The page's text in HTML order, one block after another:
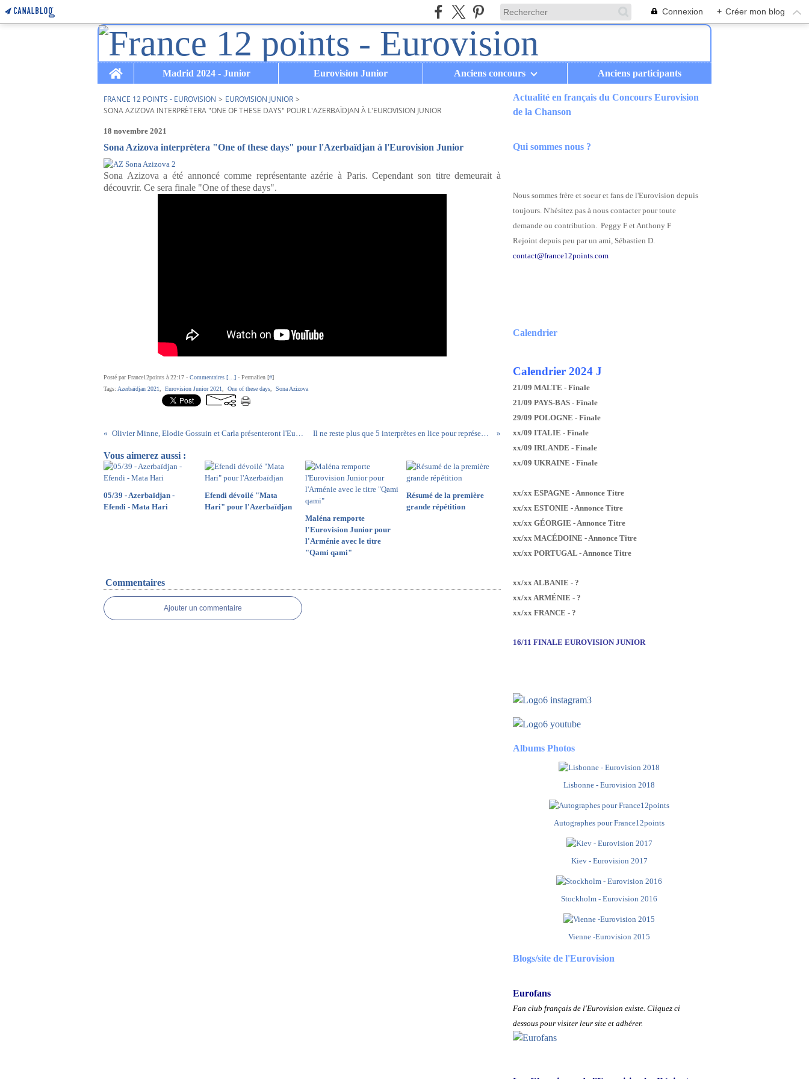
Connexion + Créer mon blog
Home
Madrid 2024 - Junior Eurovision Junior Anciens concours Anciens participants
FRANCE 12 POINTS - EUROVISION > EUROVISION JUNIOR >
SONA AZIZOVA INTERPRÈTERA "ONE OF THESE DAYS" POUR L'AZERBAÏDJAN À L'EUROVISION JUNIOR
18 novembre 2021
Sona Azizova interprètera "One of these days" pour l'Azerbaïdjan à l'Eurovision Junior
Sona Azizova a été annoncé comme représentante azérie à Paris. Cependant son titre demeurait à
découvrir. Ce sera finale "One of these days".
Posté par France12points à 22:17 - Commentaires [ ] - Permalien [#]
Tags: Azerbaïdjan 2021 Eurovision Junior 2021 One of these days Sona Azizova
Olivier Minne, Elodie Gossuin et Carla présenteront l'Eurovision Junior 2021 Il ne reste plus que 5 interprètes en lice pour représenter la Grèce à Turin
Vous aimerez aussi :
05/39 - Azerbaïdjan -
Efendi - Mata Hari
Efendi dévoilé "Mata
Hari" pour l'Azerbaïdjan
Maléna remporte
l'Eurovision Junior pour
l'Arménie avec le titre
"Qami qami"
Résumé de la première
grande répétition
Commentaires
Ajouter un commentaire
Actualité en français du Concours Eurovision
de la Chanson
Qui sommes nous ?
Nous sommes frère et soeur et fans de l'Eurovision depuis
toujours. N'hésitez pas à nous contacter pour toute
demande ou contribution. Peggy F et Anthony F
Rejoint depuis peu par un ami, Sébastien D.
contact@france12points.com
Calendrier
Calendrier 2024 J
21/09 MALTE - Finale
21/09 PAYS-BAS - Finale
29/09 POLOGNE - Finale
xx/09 ITALIE - Finale
xx/09 IRLANDE - Finale
xx/09 UKRAINE - Finale
xx/xx ESPAGNE - Annonce Titre
xx/xx ESTONIE - Annonce Titre
xx/xx GÉORGIE - Annonce Titre
xx/xx MACÉDOINE - Annonce Titre
xx/xx PORTUGAL - Annonce Titre
xx/xx ALBANIE - ?
xx/xx ARMÉNIE - ?
xx/xx FRANCE - ?
16/11 FINALE EUROVISION JUNIOR
Albums Photos
Lisbonne - Eurovision 2018
Autographes pour France12points
Kiev - Eurovision 2017
Stockholm - Eurovision 2016
Vienne -Eurovision 2015
Blogs/site de l'Eurovision
Eurofans
Fan club français de l'Eurovision existe. Cliquez ci
dessous pour visiter leur site et adhérer.